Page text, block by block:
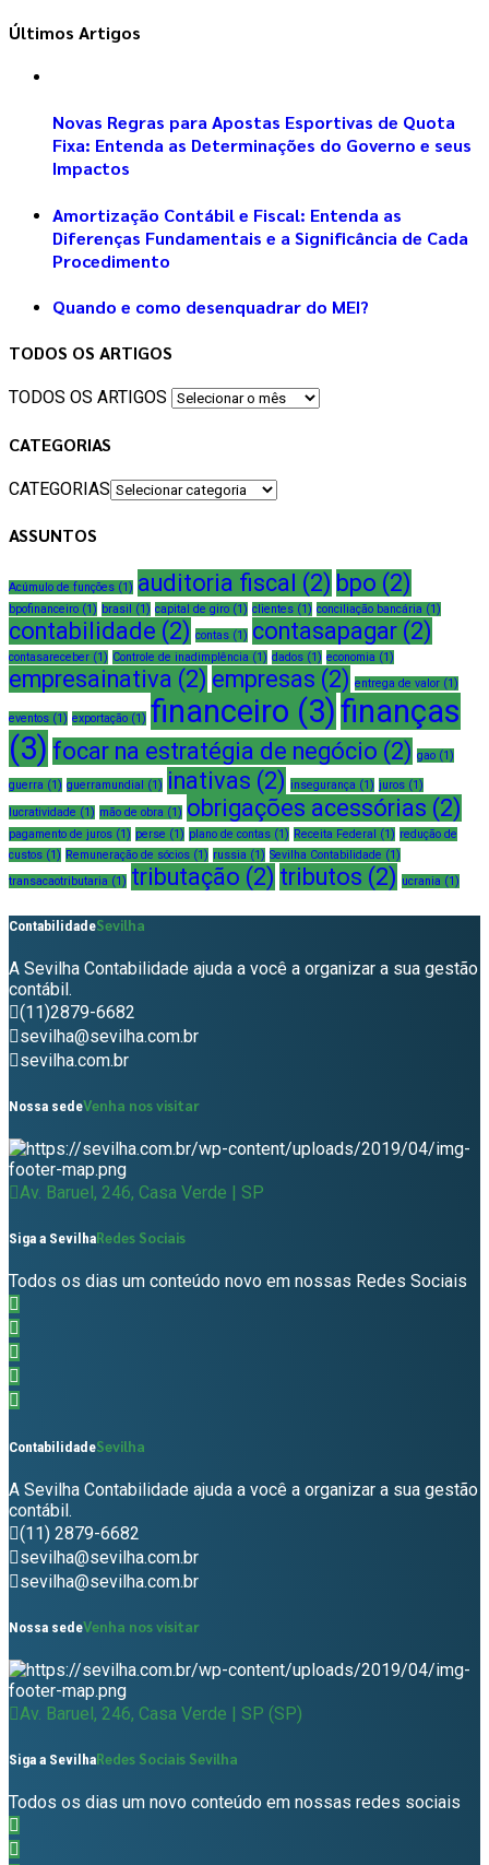
Últimos Artigos
Novas Regras para Apostas Esportivas de Quota
Fixa: Entenda as Determinações do Governo e seus
Impactos
Amortização Contábil e Fiscal: Entenda as
Diferenças Fundamentais e a Significância de Cada
Procedimento
Quando e como desenquadrar do MEI?
TODOS OS ARTIGOS
TODOS OS ARTIGOS
CATEGORIAS
CATEGORIAS
ASSUNTOS
Acúmulo de funções (1) auditoria fiscal (2) bpo (2)
bpofinanceiro (1) brasil (1) capital de giro (1) clientes (1) conciliação bancária (1)
contabilidade (2) contas (1) contasapagar (2)
contasareceber (1) Controle de inadimplência (1) dados (1) economia (1)
empresainativa (2) empresas (2) entrega de valor (1)
eventos (1) exportação (1) financeiro (3)finanças
(3) focar na estratégia de negócio (2) gao (1)
guerra (1) guerramundial (1) inativas (2) insegurança (1) juros (1)
lucratividade (1) mão de obra (1) obrigações acessórias (2)
pagamento de juros (1) perse (1) plano de contas (1) Receita Federal (1) redução de
custos (1) Remuneração de sócios (1) russia (1) Sevilha Contabilidade (1)
transacaotributaria (1) tributação (2) tributos (2) ucrania (1)
ContabilidadeSevilha
A Sevilha Contabilidade ajuda a você a organizar a sua gestão
contábil.
(11)2879-6682
sevilha@sevilha.com.br
sevilha.com.br
Nossa sedeVenha nos visitar
Av. Baruel, 246, Casa Verde | SP
Siga a SevilhaRedes Sociais
Todos os dias um conteúdo novo em nossas Redes Sociais
ContabilidadeSevilha
A Sevilha Contabilidade ajuda a você a organizar a sua gestão
contábil.
(11) 2879-6682
sevilha@sevilha.com.br
sevilha@sevilha.com.br
Nossa sedeVenha nos visitar
Av. Baruel, 246, Casa Verde | SP (SP)
Siga a SevilhaRedes Sociais Sevilha
Todos os dias um novo conteúdo em nossas redes sociais